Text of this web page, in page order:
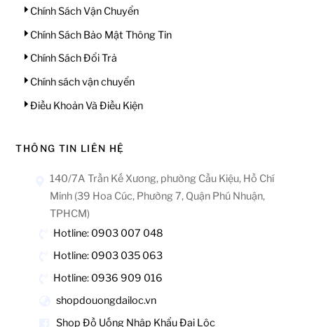
Chính Sách Vận Chuyển
Chính Sách Bảo Mật Thông Tin
Chính Sách Đổi Trả
Chính sách vận chuyển
Điều Khoản Và Điều Kiện
THÔNG TIN LIÊN HỆ
140/7A Trần Kế Xương, phường Cầu Kiệu, Hồ Chí
Minh (39 Hoa Cúc, Phường 7, Quận Phú Nhuận,
TPHCM)
Hotline: 0903 007 048
Hotline: 0903 035 063
Hotline: 0936 909 016
shopdouongdailoc.vn
Shop Đồ Uống Nhập Khẩu Đại Lộc